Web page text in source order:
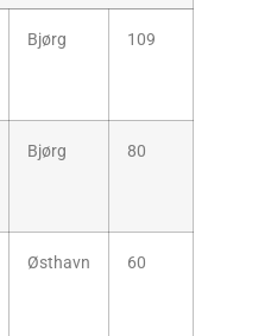
Bjørg 109
Bjørg 80
Østhavn 60